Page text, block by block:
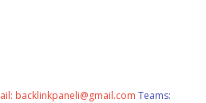
backlinkpaneli@gmail.com Teams: